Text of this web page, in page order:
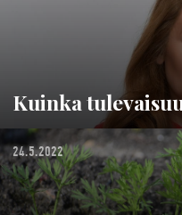
Kuinka
24.5.2022